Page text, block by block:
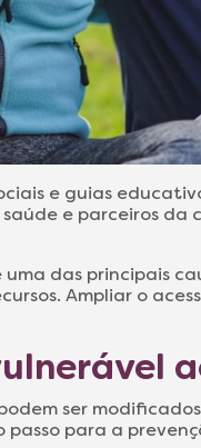
e guias
e parceiros da
das principais
Ampliar o
ser
passo para a